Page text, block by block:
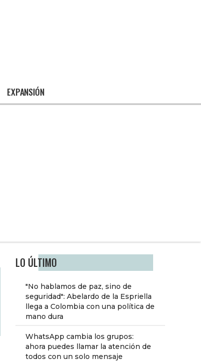
EXPANSIÓN
LO ÚLTIMO
"No hablamos de paz, sino de
seguridad": Abelardo de la Espriella
llega a Colombia con una política de
mano dura
WhatsApp cambia los grupos:
ahora puedes llamar la atención de
todos con un solo mensaje